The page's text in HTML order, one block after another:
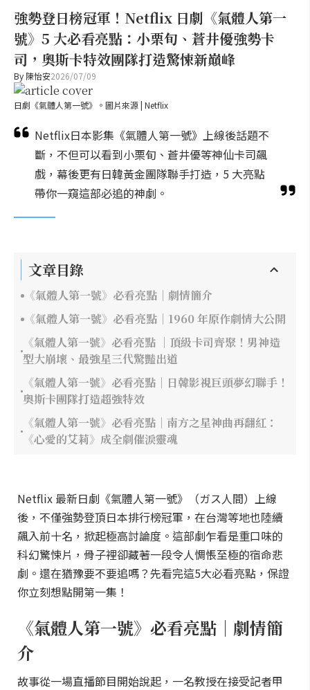
強勢登日榜冠軍！Netflix 日劇《氣體人第一
號》5 大必看亮點：小栗旬、蒼井優強勢卡
司，奧斯卡特效團隊打造驚悚新巔峰
By 陳怡安2026/07/09
日劇《氣體人第一號》。圖片來源 | Netflix
Netflix日本影集《氣體人第一號》上線後話題不
斷，不但可以看到小栗旬、蒼井優等神仙卡司飆
戲，幕後更有日韓黃金團隊聯手打造，5 大亮點
帶你一窺這部必追的神劇。
文章目錄
《氣體人第一號》必看亮點｜劇情簡介
《氣體人第一號》必看亮點｜1960 年原作劇情大公開
《氣體人第一號》必看亮點 ｜頂級卡司齊聚！男神造
型大崩壞、最強星三代驚豔出道
《氣體人第一號》必看亮點｜日韓影視巨頭夢幻聯手！
奧斯卡團隊打造超強特效
《氣體人第一號》必看亮點｜南方之星神曲再翻紅：
《心愛的艾莉》成全劇催淚靈魂
Netflix 最新日劇《氣體人第一號》（ガス人間）上線
後，不僅強勢登頂日本排行榜冠軍，在台灣等地也陸續
飆入前十名，掀起極高討論度。這部劇乍看是重口味的
科幻驚悚片，骨子裡卻藏著一段令人惆悵至極的宿命悲
劇。還在猶豫要不要追嗎？先看完這5大必看亮點，保證
你立刻想點開第一集！
《氣體人第一號》必看亮點｜劇情簡
介
故事從一場直播節目開始說起，一名教授在接受記者甲